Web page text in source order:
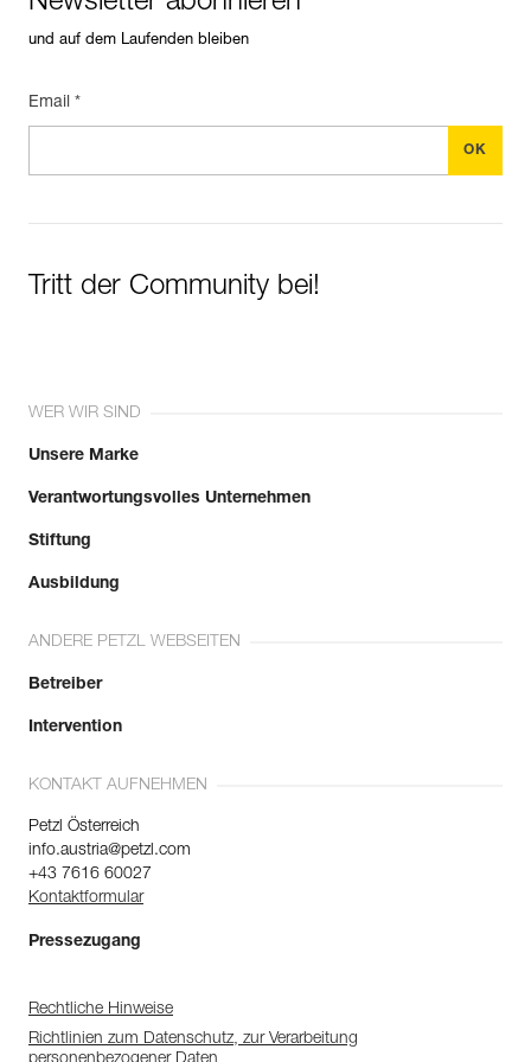
und auf dem Laufenden bleiben
Email *
Tritt der Community bei!
WER WIR SIND
Unsere Marke
Verantwortungsvolles Unternehmen
Stiftung
Ausbildung
ANDERE PETZL WEBSEITEN
Betreiber
Intervention
KONTAKT AUFNEHMEN
Petzl Österreich
info.austria@petzl.com
+43 7616 60027
Kontaktformular
Pressezugang
Rechtliche Hinweise
Richtlinien zum Datenschutz, zur Verarbeitung